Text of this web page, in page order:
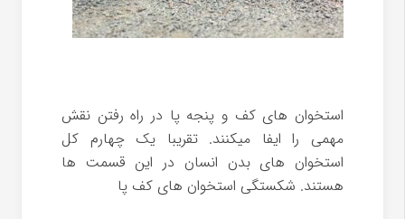
استخوان های کف و پنجه پا در راه رفتن نقش
مهمی را ایفا میکنند. تقریبا یک چهارم کل
استخوان های بدن انسان در این قسمت ها
هستند. شکستگی استخوان های کف پا